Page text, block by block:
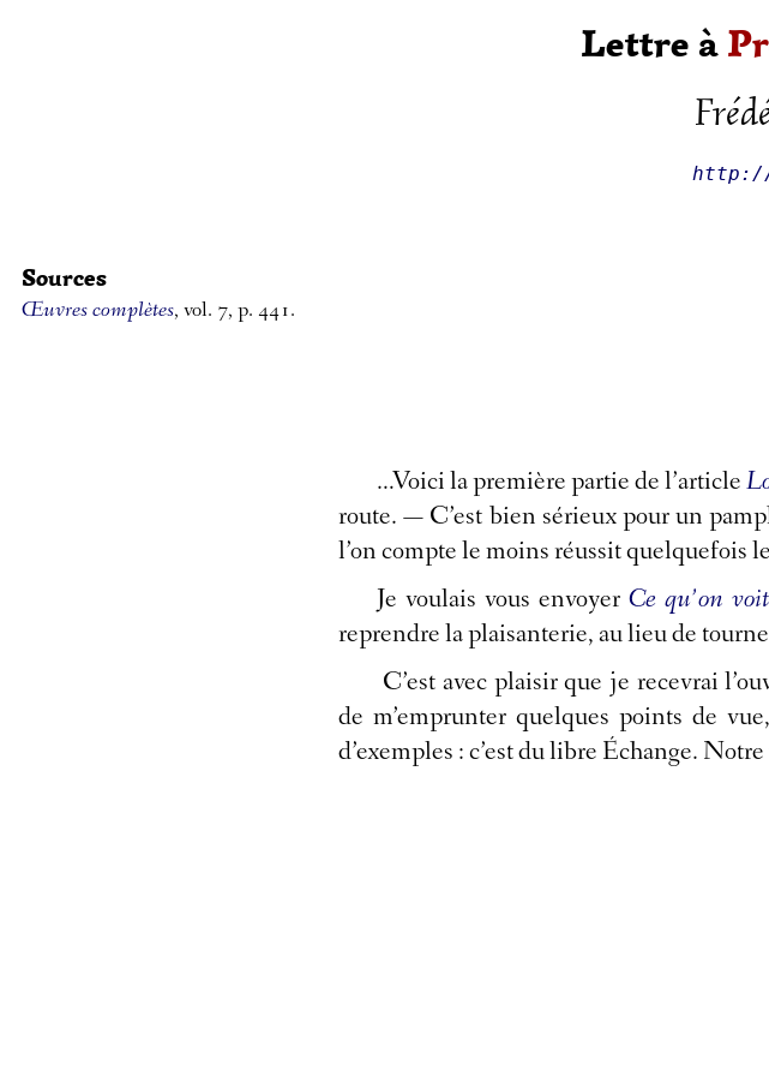
Lettre à
Sources
Œuvres complètes, vol. 7, p. 441.
…Voici la première partie de l’article
route. — C’est bien sérieux pour un
l’on compte le moins réussit quelquefois
Je voulais vous envoyerCe qu’on voit
reprendre la plaisanterie, au lieu de
C’est avec plaisir que je recevrai
de m’emprunter quelques points de
d’exemples : c’est du libre Échange.